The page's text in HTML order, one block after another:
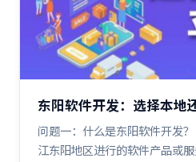
东阳软件开发：选择本地
问题一：什么是东阳软件开发
江东阳地区进行的软件产品或